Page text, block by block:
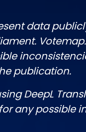
data
publication.
DeepL
any possible